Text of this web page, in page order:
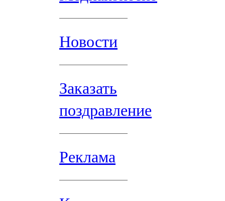
Новости
Заказать
поздравление
Реклама